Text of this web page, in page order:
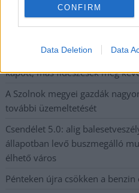
CONFIRM
Data Deletion Data
A Tisza kormány minisztere
Sok volt az igazolatlan
kapott, más fideszesek még
A Szolnok megyei gazdák
további üzemeltetését
Csendélet 5.0: alig
állapotban levő buszmegálló
élhető város
Pénteken újra csökken a benzin